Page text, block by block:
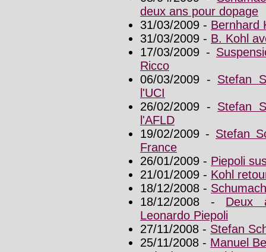
deux ans pour dopage
31/03/2009 - Bernhard
31/03/2009 - B. Kohl
17/03/2009 -
Ricco
06/03/2009 - Stefan
l'UCI
26/02/2009 - Stefan
l'AFLD
19/02/2009 - Stefan
France
26/01/2009 - Piepoli
21/01/2009 - Kohl
18/12/2008 -
18/12/2008 - Deux
Leonardo Piepoli
27/11/2008 - Stefan
25/11/2008 - Manuel